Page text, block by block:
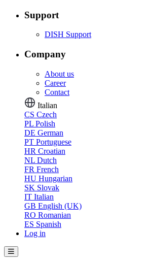
Support
DISH Support
Company
About us
Career
Contact
Italian
CS Czech
PL Polish
DE German
PT Portuguese
HR Croatian
NL Dutch
FR French
HU Hungarian
SK Slovak
IT Italian
GB English (UK)
RO Romanian
ES Spanish
Log in